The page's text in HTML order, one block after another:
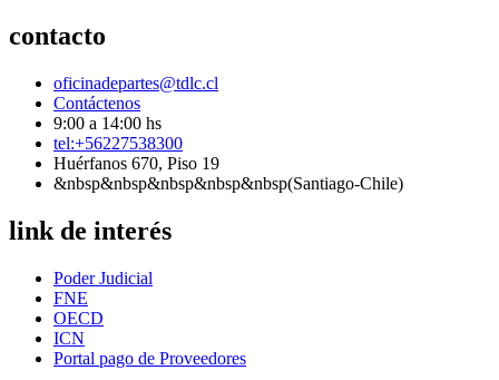
contacto
oficinadepartes@tdlc.cl
Contáctenos
9:00 a 14:00 hs
tel:+56227538300
Huérfanos 670, Piso 19
&nbsp&nbsp&nbsp&nbsp&nbsp(Santiago-Chile)
link de interés
Poder Judicial
FNE
OECD
ICN
Portal pago de Proveedores